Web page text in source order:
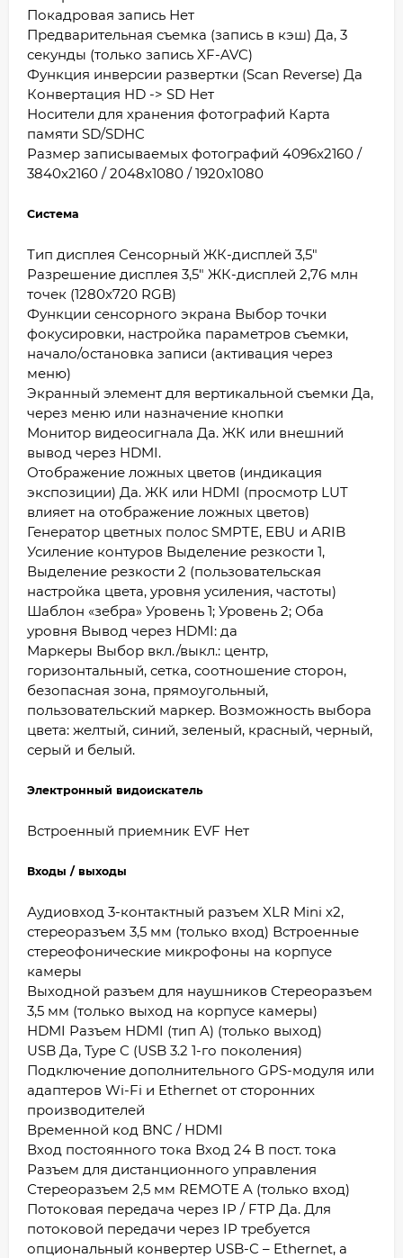
Покадровая запись Нет
Предварительная съемка (запись в кэш) Да, 3
секунды (только запись XF-AVC)
Функция инверсии развертки (Scan Reverse) Да
Конвертация HD -> SD Нет
Носители для хранения фотографий Карта
памяти SD/SDHC
Размер записываемых фотографий 4096x2160 /
3840x2160 / 2048x1080 / 1920x1080
Система
Тип дисплея Сенсорный ЖК-дисплей 3,5"
Разрешение дисплея 3,5" ЖК-дисплей 2,76 млн
точек (1280x720 RGB)
Функции сенсорного экрана Выбор точки
фокусировки, настройка параметров съемки,
начало/остановка записи (активация через
меню)
Экранный элемент для вертикальной съемки Да,
через меню или назначение кнопки
Монитор видеосигнала Да. ЖК или внешний
вывод через HDMI.
Отображение ложных цветов (индикация
экспозиции) Да. ЖК или HDMI (просмотр LUT
влияет на отображение ложных цветов)
Генератор цветных полос SMPTE, EBU и ARIB
Усиление контуров Выделение резкости 1,
Выделение резкости 2 (пользовательская
настройка цвета, уровня усиления, частоты)
Шаблон «зебра» Уровень 1; Уровень 2; Оба
уровня Вывод через HDMI: да
Маркеры Выбор вкл./выкл.: центр,
горизонтальный, сетка, соотношение сторон,
безопасная зона, прямоугольный,
пользовательский маркер. Возможность выбора
цвета: желтый, синий, зеленый, красный, черный,
серый и белый.
Электронный видоискатель
Встроенный приемник EVF Нет
Входы / выходы
Аудиовход 3-контактный разъем XLR Mini x2,
стереоразъем 3,5 мм (только вход) Встроенные
стереофонические микрофоны на корпусе
камеры
Выходной разъем для наушников Стереоразъем
3,5 мм (только выход на корпусе камеры)
HDMI Разъем HDMI (тип A) (только выход)
USB Да, Type C (USB 3.2 1-го поколения)
Подключение дополнительного GPS-модуля или
адаптеров Wi-Fi и Ethernet от сторонних
производителей
Временной код BNC / HDMI
Вход постоянного тока Вход 24 В пост. тока
Разъем для дистанционного управления
Стереоразъем 2,5 мм REMOTE A (только вход)
Потоковая передача через IP / FTP Да. Для
потоковой передачи через IP требуется
опциональный конвертер USB-C – Ethernet, а